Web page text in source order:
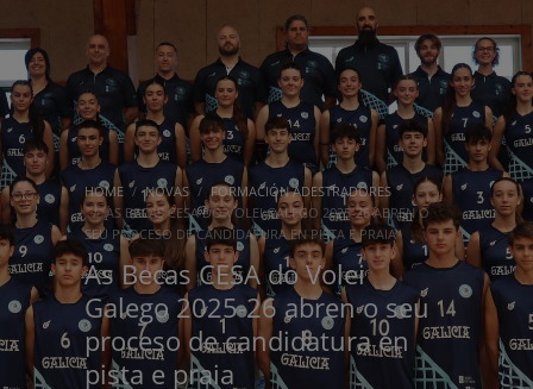
HOME NOVAS
FORMACIÓN ADESTRADORES
AS BECAS CESA DO VOLEI GALEGO 2025-26 ABREN O
SEU PROCESO DE CANDIDATURA EN PISTA E PRAIA
As Becas CESA do Volei
Galego 2025-26 abren o seu
proceso de candidatura en
pista e praia